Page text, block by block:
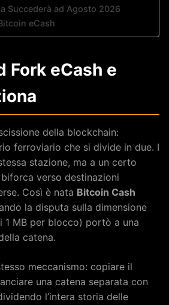
Succederà ad Agosto 2026
eCash
Fork eCash e
della blockchain:
ferroviario che si divide in due. I
stazione, ma a un certo
verso destinazioni
Così è nata Bitcoin Cash
la disputa sulla dimensione
1 MB per blocco) portò a una
catena.
meccanismo: copiare il
una catena separata con
l’intera storia delle